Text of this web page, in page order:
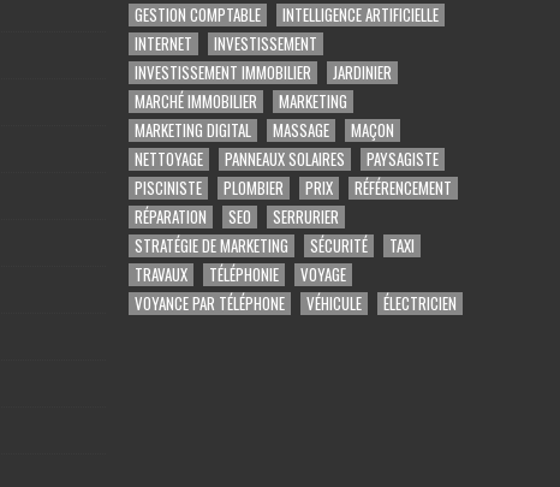
GESTION COMPTABLE
INTELLIGENCE ARTIFICIELLE
INTERNET
INVESTISSEMENT
INVESTISSEMENT IMMOBILIER
JARDINIER
MARCHÉ IMMOBILIER
MARKETING
MARKETING DIGITAL
MASSAGE
MAÇON
NETTOYAGE
PANNEAUX SOLAIRES
PAYSAGISTE
PISCINISTE
PLOMBIER PRIX
RÉFÉRENCEMENT
RÉPARATION
SEO
SERRURIER
STRATÉGIE DE MARKETING
SÉCURITÉ
TAXI
TRAVAUX
TÉLÉPHONIE
VOYAGE
VOYANCE PAR TÉLÉPHONE
VÉHICULE ÉLECTRICIEN